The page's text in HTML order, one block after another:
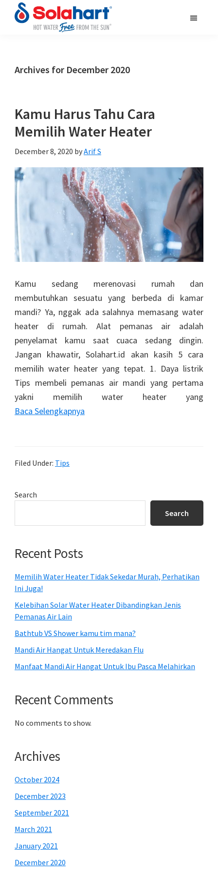
Archives for December 2020
Kamu Harus Tahu Cara
Memilih Water Heater
December 8, 2020 byArif S
Kamu sedang merenovasi rumah dan
membutuhkan sesuatu yang berbeda di kamar
mandi? Ya, nggak ada salahnya memasang water
heater di rumah. Alat pemanas air adalah
penyelamat kamu saat cuaca sedang dingin.
Jangan khawatir, Solahart.id akan kasih 5 cara
memilih water heater yang tepat. 1. Daya listrik
Tips membeli pemanas air mandi yang pertama
yakni memilih water heater yang
Baca Selengkapnya
Filed Under: Tips
Primary
Search
Search
Recent Posts
Memilih Water Heater Tidak Sekedar Murah, Perhatikan
Ini Juga!
Kelebihan Solar Water Heater Dibandingkan Jenis
Pemanas Air Lain
Bathtub VS Shower kamu tim mana?
Mandi Air Hangat Untuk Meredakan Flu
Manfaat Mandi Air Hangat Untuk Ibu Pasca Melahirkan
Recent Comments
No comments to show.
Archives
October 2024
December 2023
September 2021
March 2021
January 2021
December 2020